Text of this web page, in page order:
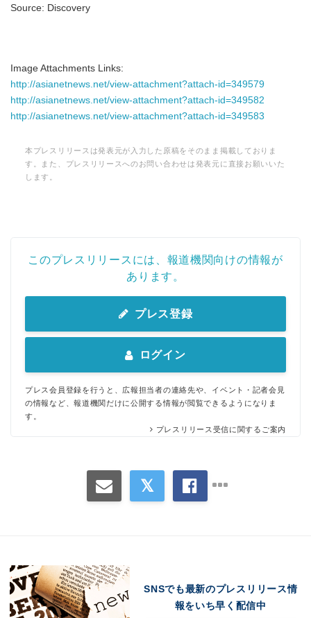
Source: Discovery
Image Attachments Links:
http://asianetnews.net/view-attachment?attach-id=349579
http://asianetnews.net/view-attachment?attach-id=349582
http://asianetnews.net/view-attachment?attach-id=349583
本プレスリリースは発表元が入力した原稿をそのまま掲載しておりま
す。また、プレスリリースへのお問い合わせは発表元に直接お願いいた
します。
このプレスリリースには、報道機関向けの情報が
あります。
プレス登録
ログイン
プレス会員登録を行うと、広報担当者の連絡先や、イベント・記者会見
の情報など、報道機関だけに公開する情報が閲覧できるようになりま
す。
プレスリリース受信に関するご案内
SNSでも最新のプレスリリース情
報をいち早く配信中
English